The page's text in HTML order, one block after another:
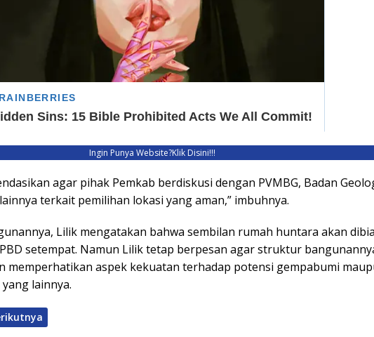
Ingin Punya Website?Klik Disini!!!
agar pihak Pemkab berdiskusi dengan PVMBG, Badan
terkait pemilihan lokasi yang aman,” imbuhnya.
Lilik mengatakan bahwa sembilan rumah huntara akan
setempat. Namun Lilik tetap berpesan agar struktur
memperhatikan aspek kekuatan terhadap potensi gempabumi
lainnya.